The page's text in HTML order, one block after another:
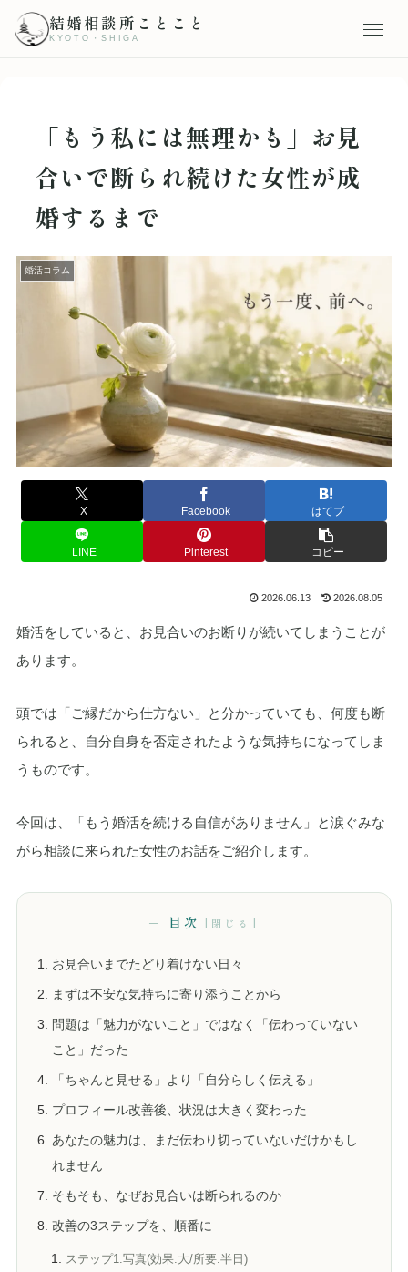
結婚相談所ことこと
KYOTO・SHIGA
「もう私には無理かも」お見
合いで断られ続けた女性が成
婚するまで
婚活コラム
X Facebook はてブ
LINE Pinterest コピー
2026.06.13 2026.08.05
婚活をしていると、お見合いのお断りが続いてしまうことが
あります。
頭では「ご縁だから仕方ない」と分かっていても、何度も断
られると、自分自身を否定されたような気持ちになってしま
うものです。
今回は、「もう婚活を続ける自信がありません」と涙ぐみな
がら相談に来られた女性のお話をご紹介します。
目次
お見合いまでたどり着けない日々
まずは不安な気持ちに寄り添うことから
問題は「魅力がないこと」ではなく「伝わっていない
こと」だった
「ちゃんと見せる」より「自分らしく伝える」
プロフィール改善後、状況は大きく変わった
あなたの魅力は、まだ伝わり切っていないだけかもし
れません
そもそも、なぜお見合いは断られるのか
改善の3ステップを、順番に
ステップ1:写真(効果:大/所要:半日)